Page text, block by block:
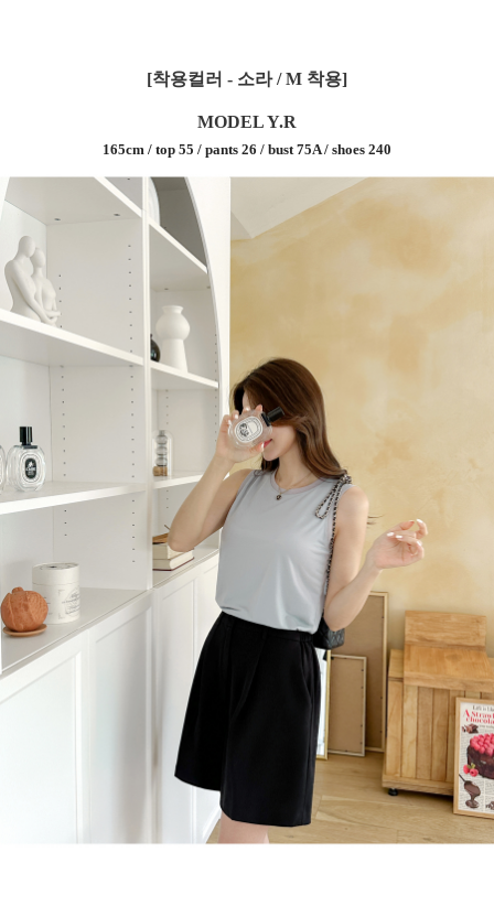
[착용컬러 - 소라 / M 착용]
MODEL Y.R
165cm / top 55 / pants 26 / bust 75A / shoes 240